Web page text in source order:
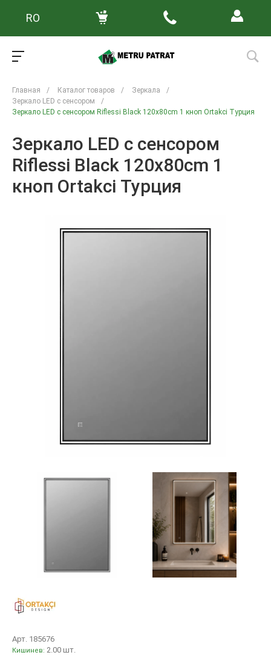
RO
Главная / Каталог товаров / Зеркала
/
Зеркало LED с сенсором
/
Зеркало LED с сенсором Riflessi Black 120x80cm 1 кноп Ortakci Турция
Зеркало LED с сенсором
Riflessi Black 120x80cm 1
кноп Ortakci Турция
Арт. 185676
Кишинев: 2.00 шт.